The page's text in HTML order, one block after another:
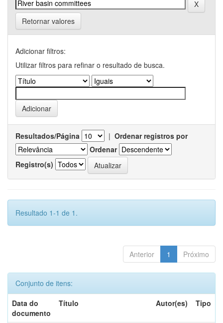
Retornar valores
Adicionar filtros:
Utilizar filtros para refinar o resultado de busca.
Resultados/Página | Ordenar registros por
Ordenar
Registro(s)
Resultado 1-1 de 1.
Anterior 1 Próximo
Conjunto de itens:
Data do
documento
Título Autor(es) Tipo